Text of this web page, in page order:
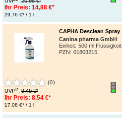
Ihr Preis: 14,88 €*
29,76 €* / 1 l
CAPHA Desclean Spray
Canina pharma GmbH
Einheit: 500 ml Flüssigkeit
PZN: 01803215
(0)
UVP2: 9,49 €*
Ihr Preis: 8,54 €*
17,08 €* / 1 l